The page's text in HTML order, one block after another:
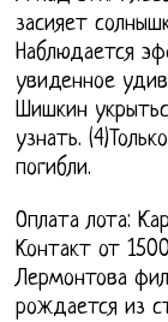
засияет
Наблюдается
увиденное
Шишкин
узнать.
погибли.
Оплата лота:
Контакт от
Лермонтова
рождается из